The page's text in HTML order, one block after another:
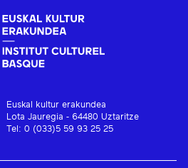
Euskal kultur erakundea
Lota Jauregia - 64480 Uztaritze
Tel: 0 (033)5 59 93 25 25